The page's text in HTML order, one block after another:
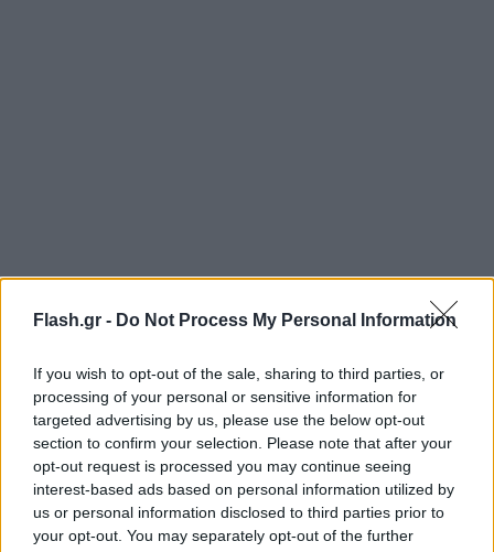
Flash.gr - Do Not Process My Personal Information
If you wish to opt-out of the sale, sharing to third parties, or
processing of your personal or sensitive information for
targeted advertising by us, please use the below opt-out
section to confirm your selection. Please note that after your
opt-out request is processed you may continue seeing
interest-based ads based on personal information utilized by
us or personal information disclosed to third parties prior to
your opt-out. You may separately opt-out of the further
https://www.youtube.com/watch?v=5hFd6zGkxLE
Την ίδια ώρα, όμως, οι επαφές στο Μάντσεστερ
μπήκαν σε νέο κεφάλαιο, αυτή τη φορά με τη
Γιουνάιτεντ! Οι Κόκκινοι Διάβολοι άνοιξαν δίαυλο
επικοινωνίας με τον Μέντες για την επιστροφή του
CR7 και φέρονται διατεθειμένοι να προσφέρουν το
διετές συμβόλαιο που ζητάει ο παίκτης, σε